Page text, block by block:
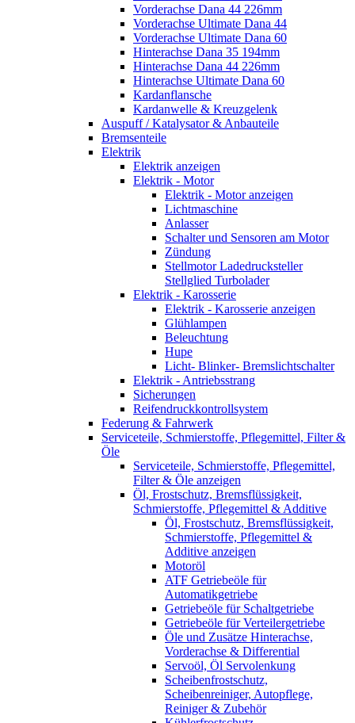
Vorderachse Dana 44 226mm
Vorderachse Ultimate Dana 44
Vorderachse Ultimate Dana 60
Hinterachse Dana 35 194mm
Hinterachse Dana 44 226mm
Hinterachse Ultimate Dana 60
Kardanflansche
Kardanwelle & Kreuzgelenk
Auspuff / Katalysator & Anbauteile
Bremsenteile
Elektrik
Elektrik anzeigen
Elektrik - Motor
Elektrik - Motor anzeigen
Lichtmaschine
Anlasser
Schalter und Sensoren am Motor
Zündung
Stellmotor Ladedrucksteller
Stellglied Turbolader
Elektrik - Karosserie
Elektrik - Karosserie anzeigen
Glühlampen
Beleuchtung
Hupe
Licht- Blinker- Bremslichtschalter
Elektrik - Antriebsstrang
Sicherungen
Reifendruckkontrollsystem
Federung & Fahrwerk
Serviceteile, Schmierstoffe, Pflegemittel, Filter &
Öle
Serviceteile, Schmierstoffe, Pflegemittel,
Filter & Öle anzeigen
Öl, Frostschutz, Bremsflüssigkeit,
Schmierstoffe, Pflegemittel & Additive
Öl, Frostschutz, Bremsflüssigkeit,
Schmierstoffe, Pflegemittel &
Additive anzeigen
Motoröl
ATF Getriebeöle für
Automatikgetriebe
Getriebeöle für Schaltgetriebe
Getriebeöle für Verteilergetriebe
Öle und Zusätze Hinterachse,
Vorderachse & Differential
Servoöl, Öl Servolenkung
Scheibenfrostschutz,
Scheibenreiniger, Autopflege,
Reiniger & Zubehör